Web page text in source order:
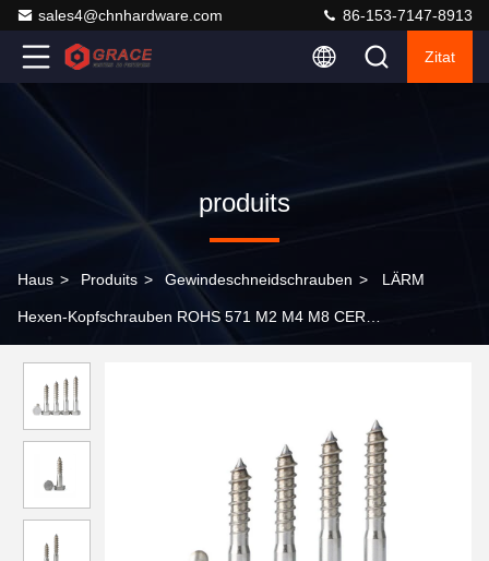
sales4@chnhardware.com 86-153-7147-8913
Zitat
produits
Haus > Produits > Gewindeschneidschrauben > LÄRM
Hexen-Kopfschrauben ROHS 571 M2 M4 M8 CER